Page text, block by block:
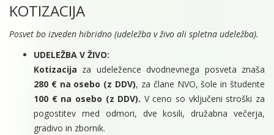
KOTIZACIJA
Posvet bo izveden hibridno (udeležba v živo ali spletna udeležba).
UDELEŽBA V ŽIVO:
Kotizacija za udeležence dvodnevnega posveta znaša
280 € na osebo (z DDV), za člane NVO, šole in študente
100 € na osebo (z DDV). V ceno so vključeni stroški za
pogostitev med odmori, dve kosili, družabna večerja,
gradivo in zbornik.